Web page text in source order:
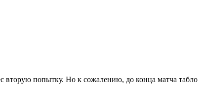
вторую попытку. Но к сожалению, до конца матча табло